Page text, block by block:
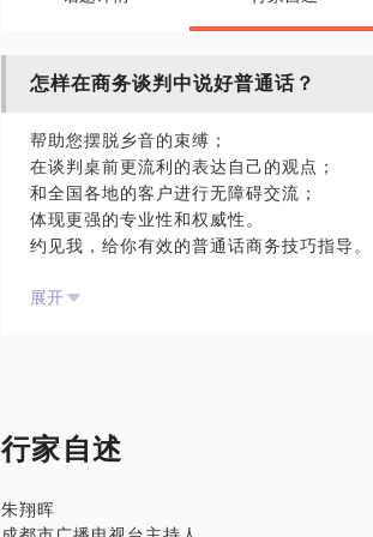
怎样在商务谈判中说好普通话？
帮助您摆脱乡音的束缚；
在谈判桌前更流利的表达自己的观点；
和全国各地的客户进行无障碍交流；
体现更强的专业性和权威性。
约见我，给你有效的普通话商务技巧指导。
责人或业务人员常常问我的一个问题就是“
展开
行家自述
朱翔晖